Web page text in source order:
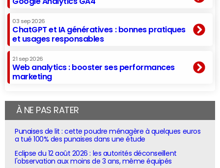
03 sep 2026
ChatGPT et IA génératives : bonnes pratiques
et usages responsables
21 sep 2026
Web analytics : booster ses performances
marketing
À NE PAS RATER
Punaises de lit : cette poudre ménagère à quelques euros
a tué 100% des punaises dans une étude
Eclipse du 12 août 2026 : les autorités déconseillent
l'observation aux moins de 3 ans, même équipés